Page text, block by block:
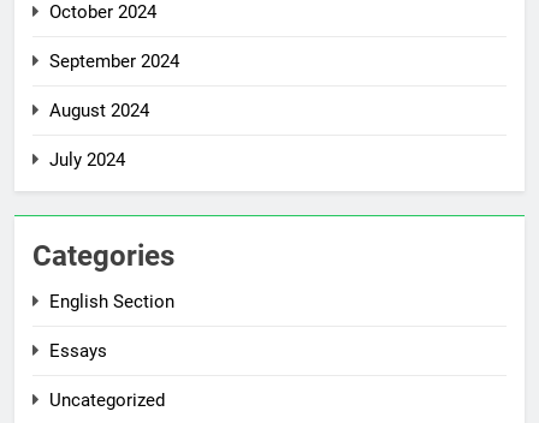
October 2024
September 2024
August 2024
July 2024
Categories
English Section
Essays
Uncategorized